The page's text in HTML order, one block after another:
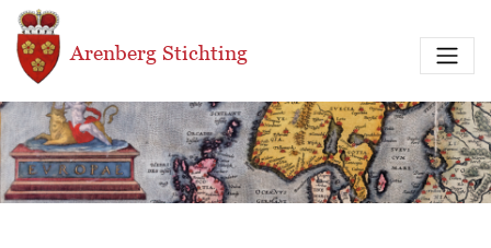
Overslaan en naar de inhoud gaan
Arenberg Stichting